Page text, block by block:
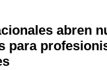
abren
para